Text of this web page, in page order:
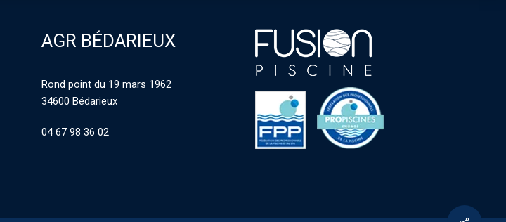
AGR BÉDARIEUX
Rond point du 19 mars 1962
34600 Bédarieux
04 67 98 36 02